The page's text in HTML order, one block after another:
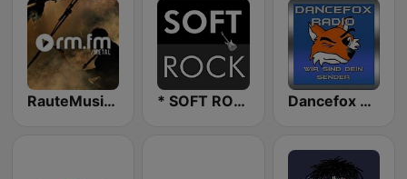
RauteMusik Metal * SOFT ROCK Dancefox Radio